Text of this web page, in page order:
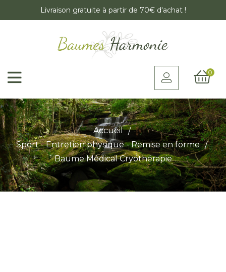
Livraison gratuite à partir de 70€ d'achat !
0
Accueil
Sport - Entretien physique - Remise en forme
Baume Médical Cryothérapie